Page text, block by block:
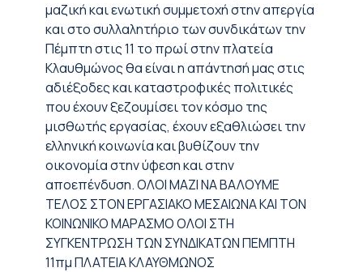
μαζική και ενωτική συμμετοχή στην απεργία
και στο συλλαλητήριο των συνδικάτων την
Πέμπτη στις 11 το πρωί στην πλατεία
Κλαυθμώνος θα είναι η απάντησή μας στις
αδιέξοδες και καταστροφικές πολιτικές
που έχουν ξεζουμίσει τον κόσμο της
μισθωτής εργασίας, έχουν εξαθλιώσει την
ελληνική κοινωνία και βυθίζουν την
οικονομία στην ύφεση και στην
αποεπένδυση. ΟΛΟΙ ΜΑΖΙ ΝΑ ΒΑΛΟΥΜΕ
ΤΕΛΟΣ ΣΤΟΝ ΕΡΓΑΣΙΑΚΟ ΜΕΣΑΙΩΝΑ ΚΑΙ ΤΟΝ
ΚΟΙΝΩΝΙΚΟ ΜΑΡΑΣΜΟ ΟΛΟΙ ΣΤΗ
ΣΥΓΚΕΝΤΡΩΣΗ ΤΩΝ ΣΥΝΔΙΚΑΤΩΝ ΠΕΜΠΤΗ
11πμ ΠΛΑΤΕΙΑ ΚΛΑΥΘΜΩΝΟΣ